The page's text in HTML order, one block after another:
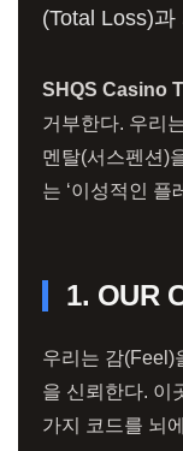
(Total Loss)과
SHQS Casino
거부한다. 우리
멘탈(서스펜션)
는 ‘이성적인 플
1. OUR
우리는 감(Feel)
을 신뢰한다. 이
가지 코드를 뇌